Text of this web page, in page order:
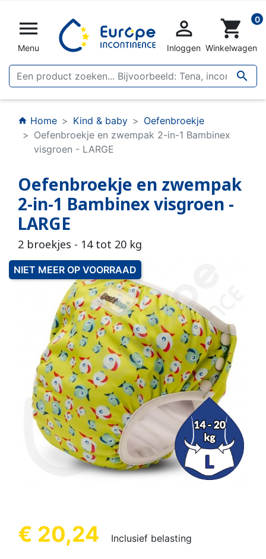

Menu


Inloggen
shopping_cart 0
Winkelwagen
home Home Kind & baby
Oefenbroekje
Oefenbroekje en zwempak 2-in-1 Bambinex
visgroen - LARGE
Oefenbroekje en zwempak
2-in-1 Bambinex visgroen -
LARGE
2 broekjes - 14 tot 20 kg
NIET MEER OP VOORRAAD
€ 20,24 Inclusief belasting